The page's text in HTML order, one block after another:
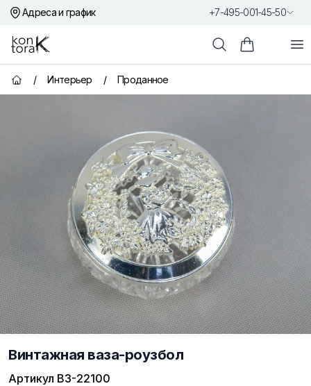
Адреса и график +7-495-001-45-50
Контора К
ПоискКорзина
Главная страница
/ Интерьер / Проданное
Винтажная ваза-роузбол
Артикул ВЗ-22100